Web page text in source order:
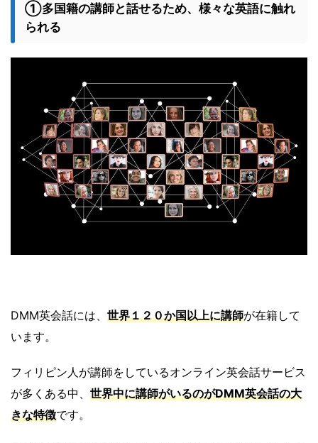
①多国籍の講師と話せるため、様々な英語に触れ
られる
DMM英会話には、 世界１２０か国以上に講師が在籍して
います。
フィリピン人が講師をしているオンライン英会話サービス
が多くある中、 世界中に講師がいるのがDMM英会話の大
きな特徴です。